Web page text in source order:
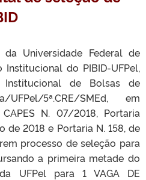
Universidade Federal de
do PIBID-UFPel,
de Bolsas de
5ª.CRE/SMEd, em
N. 07/2018, Portaria
de 2018 e Portaria N. 158, de
processo de seleção para
a primeira metade do
UFPel para 1 VAGA DE